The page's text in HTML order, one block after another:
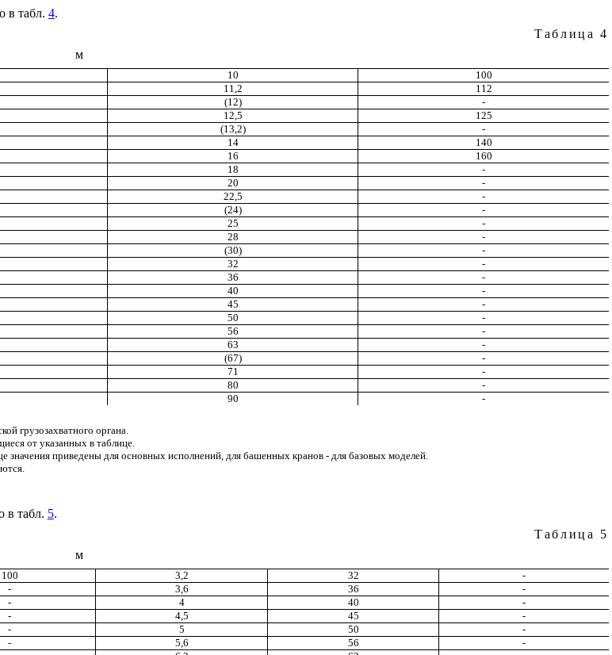
в табл. 4.
Таблица 4
м
10
100
11,2
112
(12)
-
12,5
125
(13,2)
-
14
140
16
160
18
-
20
-
22,5
-
(24)
-
25
-
28
-
(30)
-
32
-
36
-
40
-
45
-
50
-
56
-
63
-
(67)
-
71
-
80
-
90
-
грузозахватного органа.
от указанных в таблице.
значения приведены для основных исполнений, для башенных кранов - для базовых моделей.
в табл. 5.
Таблица 5
м
100 3,2 32
-
- 3,6 36
-
- 4 40
-
- 4,5 45
-
- 5 50
-
- 5,6 56
-